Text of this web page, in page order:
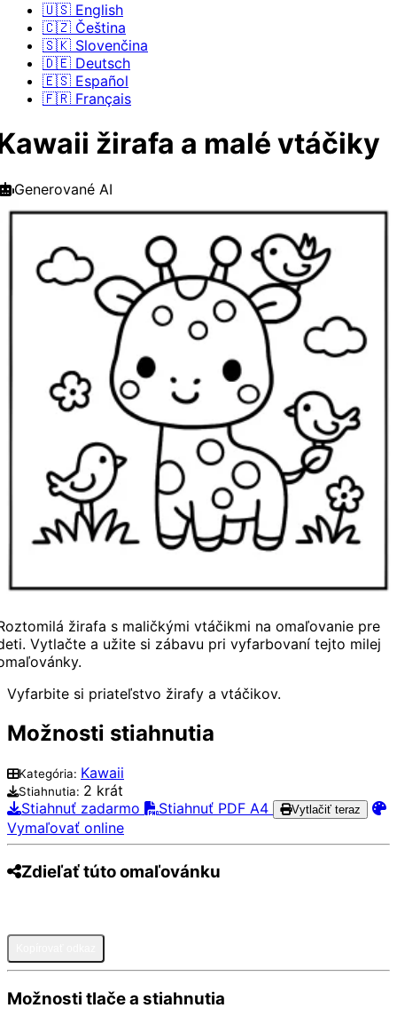
🇺🇸 English
🇨🇿 Čeština
🇸🇰 Slovenčina
🇩🇪 Deutsch
🇪🇸 Español
🇫🇷 Français
žirafa a malé vtáčiky
Generované AI
žirafa s maličkými vtáčikmi na omaľovanie pre
Vytlačte a užite si zábavu pri vyfarbovaní tejto milej
Vyfarbite si priateľstvo žirafy a vtáčikov.
Možnosti stiahnutia
Kategória: Kawaii
Stiahnutia: 2 krát
Stiahnuť zadarmo
Stiahnuť PDF A4 Vytlačiť teraz
Vymaľovať online
Zdieľať túto omaľovánku
Možnosti tlače a stiahnutia